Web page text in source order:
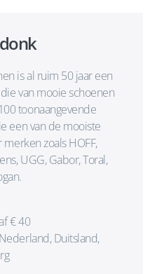
is al ruim 50 jaar een
van mooie schoenen
toonaangevende
een van de mooiste
zoals HOFF,
UGG, Gabor, Toral,
€ 40
Duitsland,